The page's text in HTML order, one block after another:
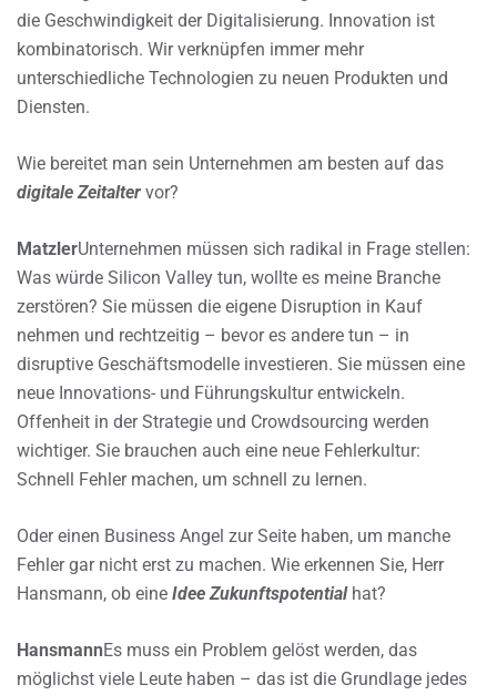
die Geschwindigkeit der Digitalisierung. Innovation ist
kombinatorisch. Wir verknüpfen immer mehr
unterschiedliche Technologien zu neuen Produkten und
Diensten.
Wie bereitet man sein Unternehmen am besten auf das
digitale Zeitalter vor?
MatzlerUnternehmen müssen sich radikal in Frage stellen:
Was würde Silicon Valley tun, wollte es meine Branche
zerstören? Sie müssen die eigene Disruption in Kauf
nehmen und rechtzeitig – bevor es andere tun – in
disruptive Geschäftsmodelle investieren. Sie müssen eine
neue Innovations- und Führungskultur entwickeln.
Offenheit in der Strategie und Crowdsourcing werden
wichtiger. Sie brauchen auch eine neue Fehlerkultur:
Schnell Fehler machen, um schnell zu lernen.
Oder einen Business Angel zur Seite haben, um manche
Fehler gar nicht erst zu machen. Wie erkennen Sie, Herr
Hansmann, ob eine Idee Zukunftspotentialhat?
HansmannEs muss ein Problem gelöst werden, das
möglichst viele Leute haben – das ist die Grundlage jedes